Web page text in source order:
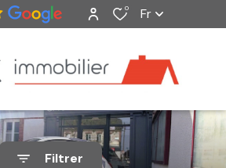
0 Fr
Filtrer